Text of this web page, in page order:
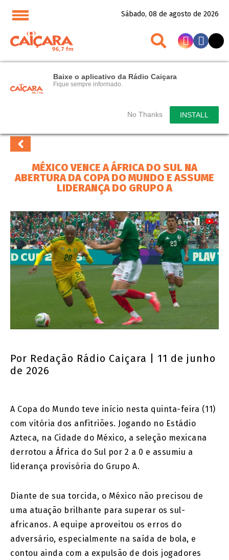
Baixe o aplicativo da Rádio Caiçara
Fique sempre informado.
No Thanks INSTALL
Sábado, 08 de agosto de 2026
MÉXICO VENCE A ÁFRICA DO SUL NA
ABERTURA DA COPA DO MUNDO E ASSUME
LIDERANÇA DO GRUPO A
Por Redação Rádio Caiçara | 11 de junho
de 2026
A Copa do Mundo teve início nesta quinta-feira (11)
com vitória dos anfitriões. Jogando no Estádio
Azteca, na Cidade do México, a seleção mexicana
derrotou a África do Sul por 2 a 0 e assumiu a
liderança provisória do Grupo A.
Diante de sua torcida, o México não precisou de
uma atuação brilhante para superar os sul-
africanos. A equipe aproveitou os erros do
adversário, especialmente na saída de bola, e
contou ainda com a expulsão de dois jogadores